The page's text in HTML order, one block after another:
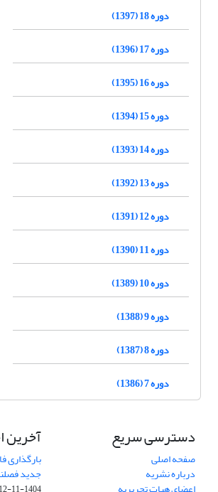
دوره 18 (1397)
دوره 17 (1396)
دوره 16 (1395)
دوره 15 (1394)
دوره 14 (1393)
دوره 13 (1392)
دوره 12 (1391)
دوره 11 (1390)
دوره 10 (1389)
دوره 9 (1388)
دوره 8 (1387)
دوره 7 (1386)
دسترسی سریع
صفحه اصلی
درباره نشریه
آخرین
جدید